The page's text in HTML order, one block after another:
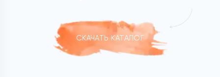
СКАЧАТЬ КАТАЛОГ